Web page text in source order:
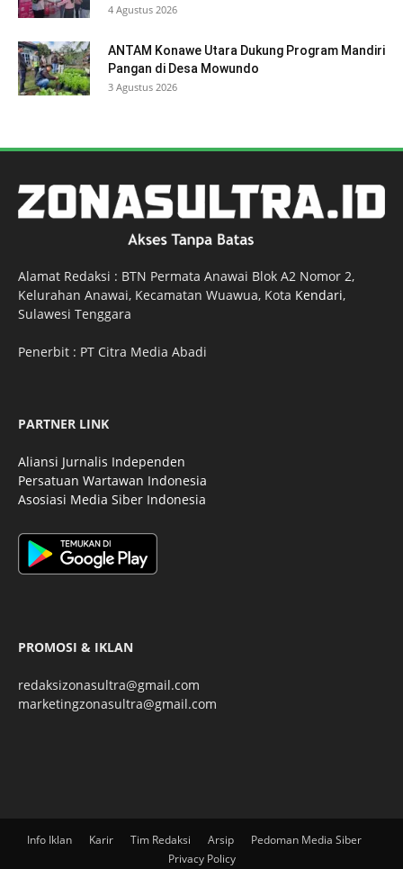
4 Agustus 2026
ANTAM Konawe Utara Dukung Program Mandiri
Pangan di Desa Mowundo
3 Agustus 2026
Alamat Redaksi : BTN Permata Anawai Blok A2 Nomor 2,
Kelurahan Anawai, Kecamatan Wuawua, Kota Kendari,
Sulawesi Tenggara
Penerbit : PT Citra Media Abadi
PARTNER LINK
Aliansi Jurnalis Independen
Persatuan Wartawan Indonesia
Asosiasi Media Siber Indonesia
PROMOSI & IKLAN
redaksizonasultra@gmail.com
marketingzonasultra@gmail.com
Info Iklan Karir Tim Redaksi Arsip
Pedoman Media Siber
Privacy Policy